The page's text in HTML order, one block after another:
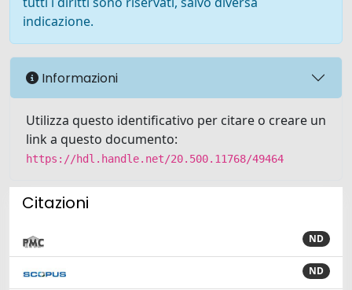
indicazione.
Informazioni
Utilizza questo identificativo per citare o creare un
link a questo documento:
https://hdl.handle.net/20.500.11768/49464
Citazioni
ND
ND